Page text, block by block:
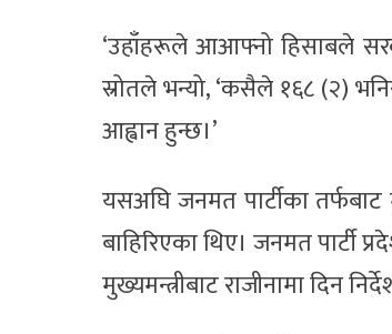
‘उहाँहरूले आआफ्नो हिसाबले
स्रोतले भन्यो, ‘कसैले १६८ (२)
आह्वान हुन्छ।’
यसअघि जनमत पार्टीका
बाहिरिएका थिए। जनमत
मुख्यमन्त्रीबाट राजीनामा दिन